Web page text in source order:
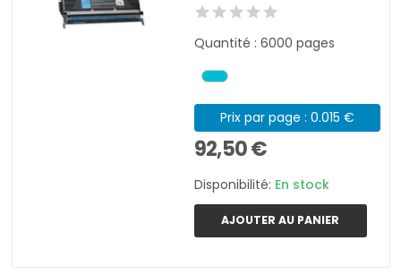
Quantité : 6000 pages
Prix par page : 0.015 €
92,50 €
Disponibilité: En stock
AJOUTER AU PANIER